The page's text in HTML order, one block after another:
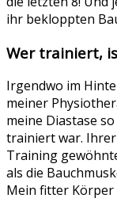
ihr bekloppten
Wer trainiert,
Irgendwo im
meiner
meine Diastase
trainiert war.
Training
als die
Mein fitter Körper